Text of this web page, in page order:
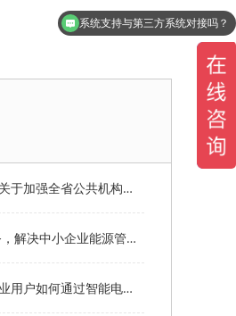
河南省发改委发布：关于加强全省公共机构节能节电工作的通知
能源管理SaaS云服务，解决中小企业能源管理难题！
结合分时电价，工商业用户如何通过智能电表远程抄表系统改善用电情况？
产品是咋收费的呢？